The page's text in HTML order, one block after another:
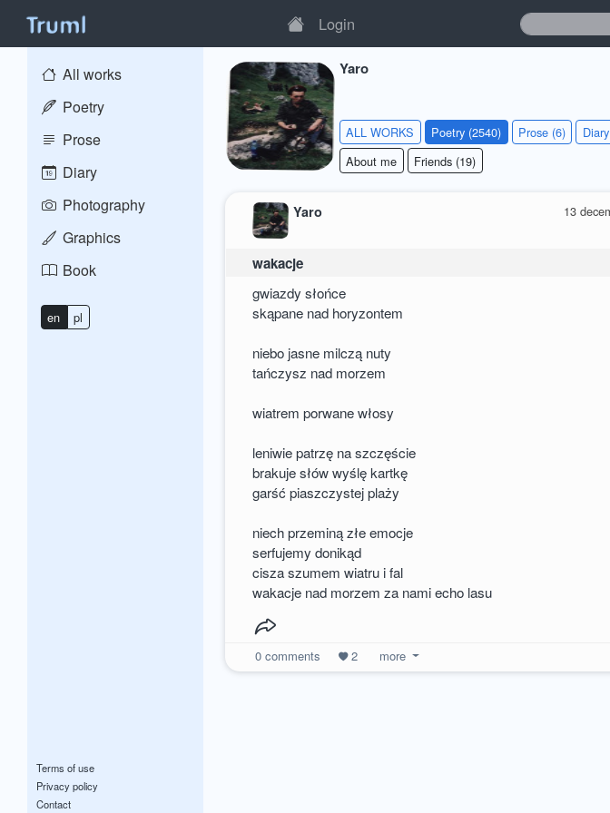
Login
All works
Poetry
Prose
Diary
Photography
Graphics
Book
en pl
Terms of use
Privacy policy
Contact
Yaro
ALL WORKS Poetry (2540) Prose (6)
About me
Friends (19)
13
Yaro
wakacje
gwiazdy słońce
skąpane nad horyzontem
niebo jasne milczą nuty
tańczysz nad morzem
wiatrem porwane włosy
leniwie patrzę na szczęście
brakuje słów wyślę kartkę
garść piaszczystej plaży
niech przeminą złe emocje
serfujemy donikąd
cisza szumem wiatru i fal
wakacje nad morzem za nami echo lasu
0comments 2 more